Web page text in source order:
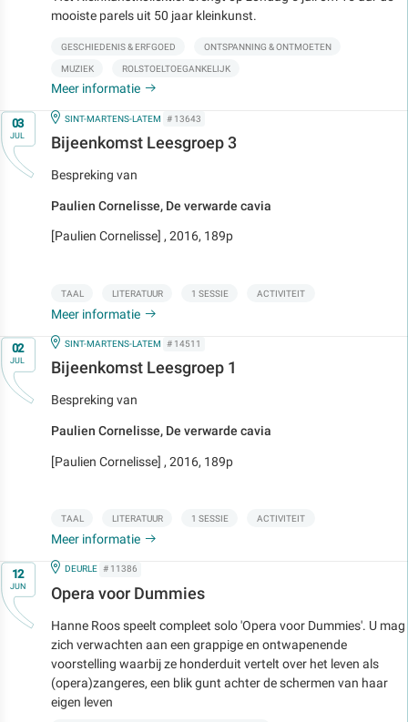
mooiste parels uit 50 jaar kleinkunst.
GESCHIEDENIS & ERFGOED ONTSPANNING & ONTMOETEN
MUZIEK ROLSTOELTOEGANKELIJK
Meer informatie
Op03
JUL
IN
SINT-MARTENS-LATEM # 13643
Bijeenkomst Leesgroep 3
Bespreking van
Paulien Cornelisse, De verwarde cavia
[Paulien Cornelisse] , 2016, 189p
TAAL LITERATUUR 1 SESSIE ACTIVITEIT
Meer informatie
Op02
JUL
IN
SINT-MARTENS-LATEM # 14511
Bijeenkomst Leesgroep 1
Bespreking van
Paulien Cornelisse, De verwarde cavia
[Paulien Cornelisse] , 2016, 189p
TAAL LITERATUUR 1 SESSIE ACTIVITEIT
Meer informatie
Op12
JUN
IN
DEURLE # 11386
Opera voor Dummies
Hanne Roos speelt compleet solo 'Opera voor Dummies'. U mag
zich verwachten aan een grappige en ontwapenende
voorstelling waarbij ze honderduit vertelt over het leven als
(opera)zangeres, een blik gunt achter de schermen van haar
eigen leven